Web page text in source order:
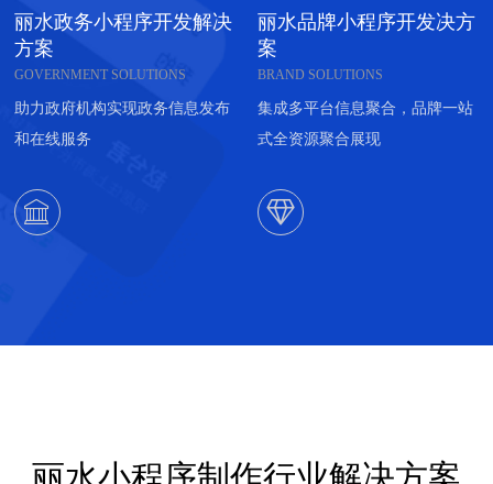
丽水政务小程序开发解决
方案
GOVERNMENT SOLUTIONS
助力政府机构实现政务信息发布
和在线服务

丽水品牌小程序开发决方
案
BRAND SOLUTIONS
集成多平台信息聚合，品牌一站
式全资源聚合展现
